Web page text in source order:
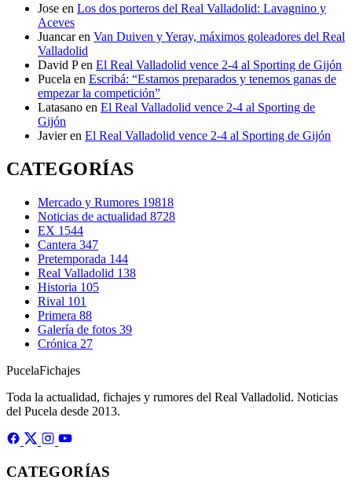
Jose en Los dos porteros del Real Valladolid: Lavagnino y
Aceves
Juancar en Van Duiven y Yeray, máximos goleadores del Real
Valladolid
David P en El Real Valladolid vence 2-4 al Sporting de Gijón
Pucela en Escribá: “Estamos preparados y tenemos ganas de
empezar la competición”
Latasano en El Real Valladolid vence 2-4 al Sporting de
Gijón
Javier en El Real Valladolid vence 2-4 al Sporting de Gijón
CATEGORÍAS
Mercado y Rumores 19818
Noticias de actualidad 8728
EX 1544
Cantera 347
Pretemporada 144
Real Valladolid 138
Historia 105
Rival 101
Primera 88
Galería de fotos 39
Crónica 27
PucelaFichajes
Toda la actualidad, fichajes y rumores del Real Valladolid. Noticias
del Pucela desde 2013.
CATEGORÍAS